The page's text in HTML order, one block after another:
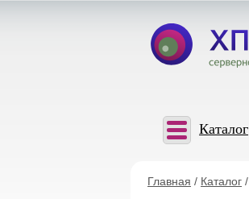
Каталог
Главная / Каталог /